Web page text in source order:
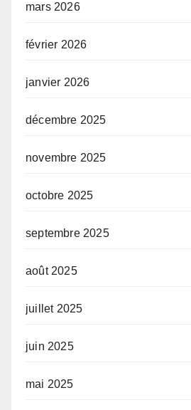
mars 2026
février 2026
janvier 2026
décembre 2025
novembre 2025
octobre 2025
septembre 2025
août 2025
juillet 2025
juin 2025
mai 2025